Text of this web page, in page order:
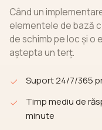
Când un
elementele de bază
de schimb pe loc și o
aștepta un terț.
Suport 24/7/365
Timp mediu de
minute